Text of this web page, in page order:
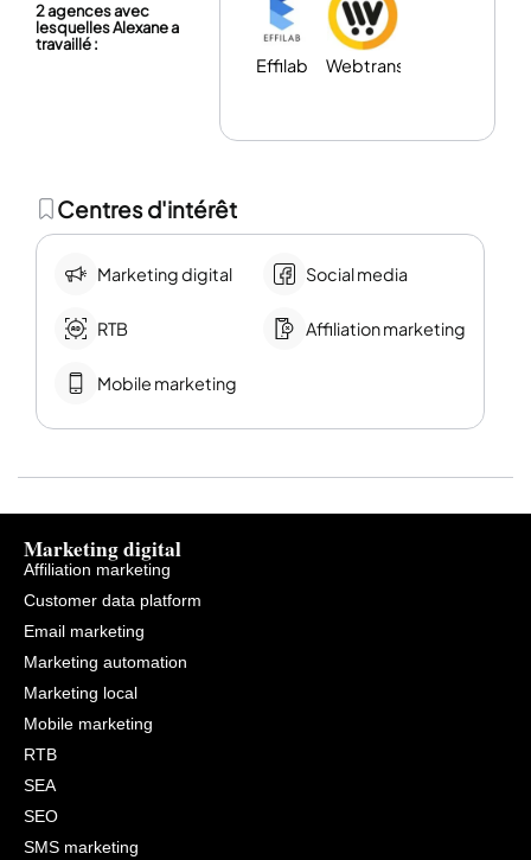
2 agences avec
lesquelles Alexane a
travaillé :
Effilab Webtransition
Centres d'intérêt
Marketing digital Social media
RTB Affiliation marketing
Mobile marketing
Marketing digital
Affiliation marketing
Customer data platform
Email marketing
Marketing automation
Marketing local
Mobile marketing
RTB
SEA
SEO
SMS marketing